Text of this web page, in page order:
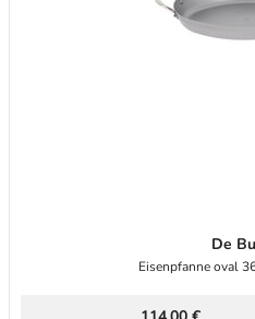
De
Eisenpfanne oval